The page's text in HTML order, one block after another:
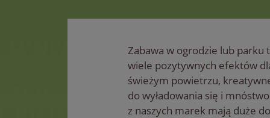
Zabawa w ogrodzie lub parku
wiele pozytywnych efektów
świeżym powietrzu,
do wyładowania się i
z naszych marek mają duże